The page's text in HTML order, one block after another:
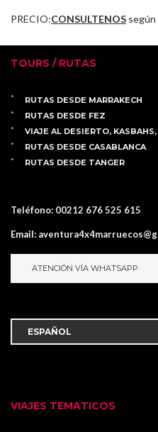
PRECIO:CONSULTENOS según
TOURS / RUTAS
RUTAS DESDE MARRAKECH
RUTAS DESDE FEZ
VIAJE AL DESIERTO,
RUTAS DESDE CASABLANCA
RUTAS DESDE TANGER
Teléfono: 00212 676 525 615
Email:
ATENCIÓN VÍA WHATSAPP
VIAJES TEMATICOS